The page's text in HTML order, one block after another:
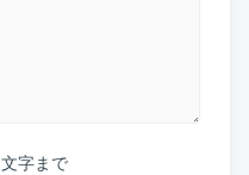
文字まで